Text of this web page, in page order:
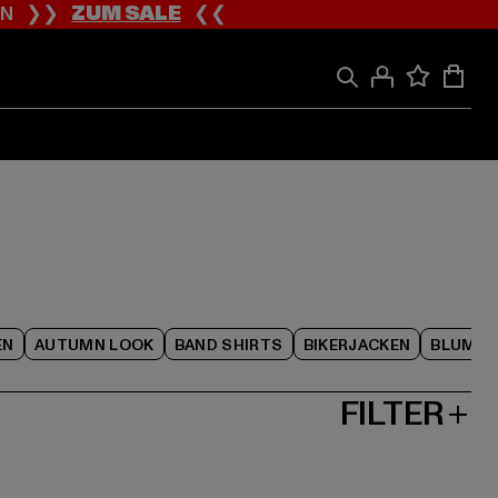
❯❯ZUM SALE❮❮
AUTUMN LOOK BAND SHIRTS BIKERJACKEN
FILTER